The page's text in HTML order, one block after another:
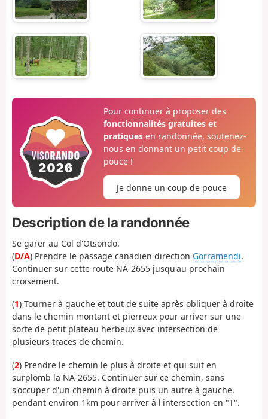
Pour continuer à proposer des
fonctionnalités gratuites et
pratiquesen randonnée, soutenez-
nous en donnant un petit coup de
pouce !
Je donne un coup de pouce
Description de la randonnée
Se garer au Col d'Otsondo.
(D/A) Prendre le passage canadien direction Gorramendi.
Continuer sur cette route NA-2655 jusqu'au prochain
croisement.
(1) Tourner à gauche et tout de suite après obliquer à droite
dans le chemin montant et pierreux pour arriver sur une
sorte de petit plateau herbeux avec intersection de
plusieurs traces de chemin.
(2) Prendre le chemin le plus à droite et qui suit en
surplomb la NA-2655. Continuer sur ce chemin, sans
s'occuper d'un chemin à droite puis un autre à gauche,
pendant environ 1km pour arriver à l'intersection en "T".